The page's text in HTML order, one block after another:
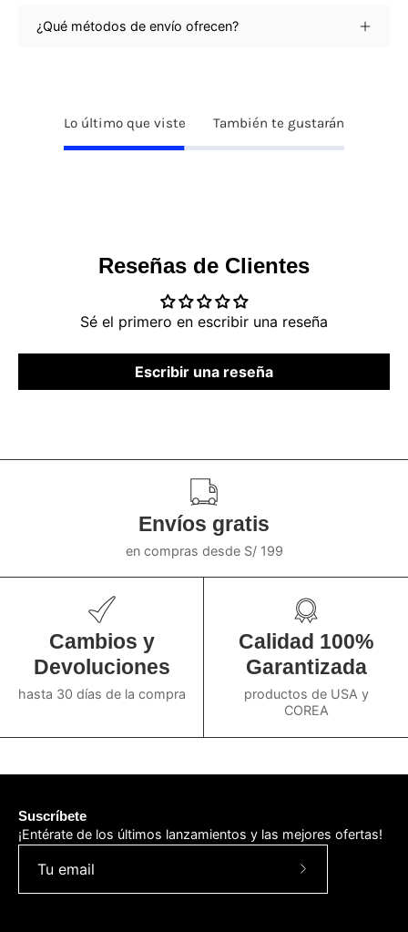
¿Qué métodos de envío ofrecen?
Lo último que viste También te gustarán
Reseñas de Clientes
Sé el primero en escribir una reseña
Escribir una reseña
Envíos gratis
en compras desde S/ 199
Cambios y
Devoluciones
hasta 30 días de la compra
Calidad 100%
Garantizada
productos de USA y
COREA
Suscríbete
¡Entérate de los últimos lanzamientos y las mejores ofertas!